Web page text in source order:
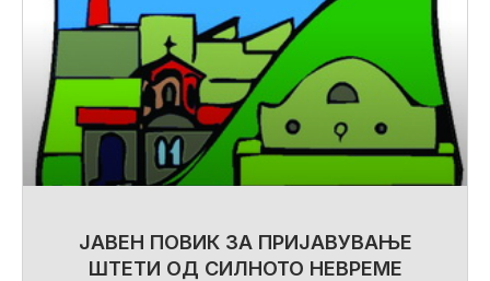
ЈАВЕН ПОВИК ЗА ПРИЈАВУВАЊЕ
ШТЕТИ ОД СИЛНОТО НЕВРЕМЕ